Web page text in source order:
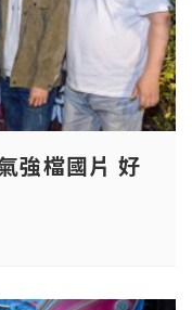
強檔國片 好